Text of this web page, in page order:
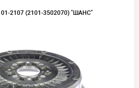
2107 (2101-3502070) "ШАНС"